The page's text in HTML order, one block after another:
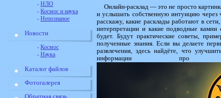
- НЛО
- Космос и наука
- Непознаное
Новости
- Космос
- Наука
Каталог файлов
Фотогалерея
Обратная связь
Онлайн-расклад — это не просто
и услышать собственную интуицию через
расскажу, какие расклады работают в
интерпретации и какие подводные
будет. Будут практические советы,
полученные знания. Если вы делаете
развлечения, здесь найдёте, что
информации про